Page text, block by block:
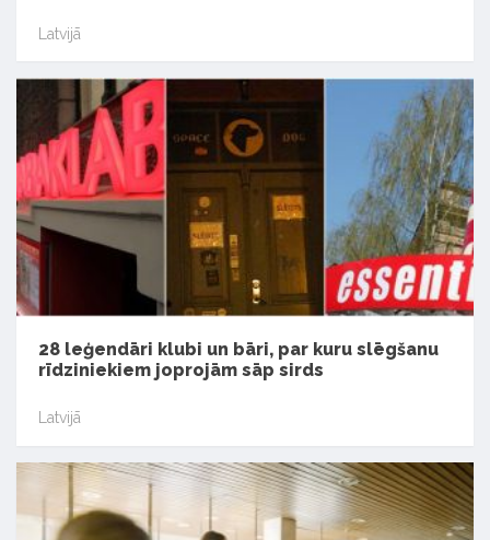
Latvijā
28 leģendāri klubi un bāri, par kuru slēgšanu
rīdziniekiem joprojām sāp sirds
Latvijā